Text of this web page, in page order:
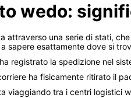
wedo:
attraverso una serie di stati,
sapere esattamente dove si
registrato la spedizione nel
ha fisicamente ritirato il
viaggiando tra i centri logistici